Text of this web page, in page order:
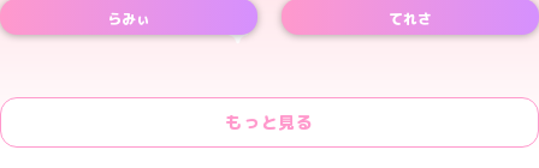
らみぃ
てれさ
もっと見る